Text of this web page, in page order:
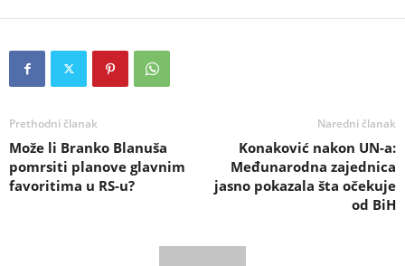
Prethodni članak
Može li Branko Blanuša
pomrsiti planove glavnim
favoritima u RS-u?
Naredni članak
Konaković nakon UN-a:
Međunarodna zajednica
jasno pokazala šta očekuje
od BiH